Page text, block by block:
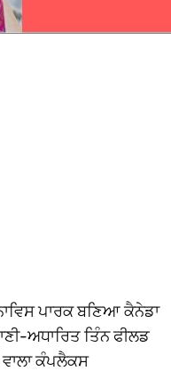
ਪਾਰਕ ਬਣਿਆ ਕੈਨੇਡਾ
ਅਧਾਰਿਤ ਤਿੰਨ ਫੀਲਡ
ਵਾਲਾ ਕੰਪਲੈਕਸ